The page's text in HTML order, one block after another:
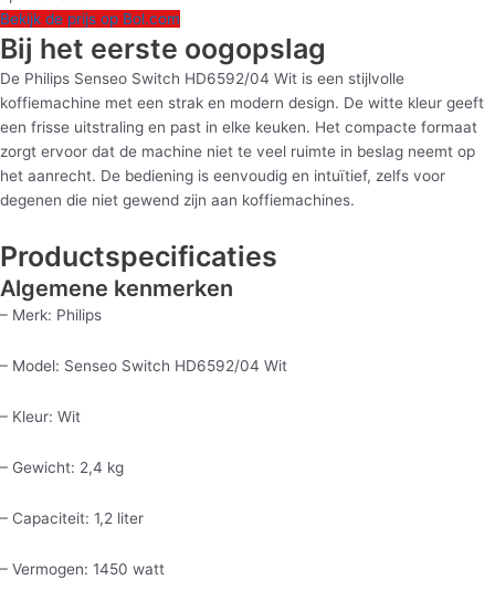
Bekijk de prijs op Bol.com
Bij het eerste oogopslag
De Philips Senseo Switch HD6592/04 Wit is een stijlvolle
koffiemachine met een strak en modern design. De witte kleur geeft
een frisse uitstraling en past in elke keuken. Het compacte formaat
zorgt ervoor dat de machine niet te veel ruimte in beslag neemt op
het aanrecht. De bediening is eenvoudig en intuïtief, zelfs voor
degenen die niet gewend zijn aan koffiemachines.
Productspecificaties
Algemene kenmerken
– Merk: Philips
– Model: Senseo Switch HD6592/04 Wit
– Kleur: Wit
– Gewicht: 2,4 kg
– Capaciteit: 1,2 liter
– Vermogen: 1450 watt